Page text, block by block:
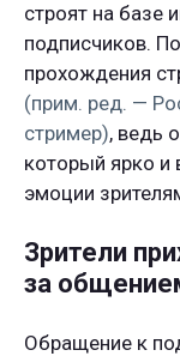
строят на базе
подписчиков.
прохождения
(прим. ред. —
стример), ведь
который ярко и
эмоции
Зрители
за
Обращение к